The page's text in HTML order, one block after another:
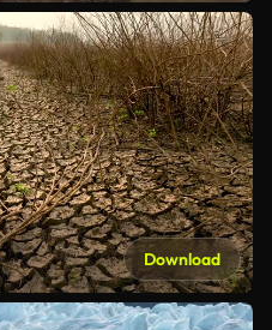
Download